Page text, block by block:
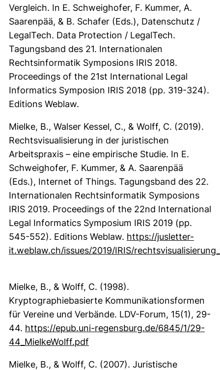
Vergleich. In E. Schweighofer, F. Kummer, A.
Saarenpää, & B. Schafer (Eds.), Datenschutz /
LegalTech. Data Protection / LegalTech.
Tagungsband des 21. Internationalen
Rechtsinformatik Symposions IRIS 2018.
Proceedings of the 21st International Legal
Informatics Symposion IRIS 2018 (pp. 319-324).
Editions Weblaw.
Mielke, B., Walser Kessel, C., & Wolff, C. (2019).
Rechtsvisualisierung in der juristischen
Arbeitspraxis – eine empirische Studie. In E.
Schweighofer, F. Kummer, & A. Saarenpää
(Eds.), Internet of Things. Tagungsband des 22.
Internationalen Rechtsinformatik Symposions
IRIS 2019. Proceedings of the 22nd International
Legal Informatics Symposium IRIS 2019 (pp.
545-552). Editions Weblaw. https://jusletter-
it.weblaw.ch/issues/2019/IRIS/
Mielke, B., & Wolff, C. (1998).
Kryptographiebasierte Kommunikationsformen
für Vereine und Verbände. LDV-Forum, 15(1), 29-
44. https://epub.uni-regensburg.de/6845/1/29-
44_MielkeWolff.pdf
Mielke, B., & Wolff, C. (2007). Juristische